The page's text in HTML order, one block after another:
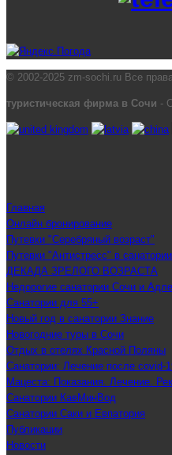
© 2002-2025 zm-sochi.ru Все
туристическая фирма в Сочи -
Главная
Онлайн бронирование
Путевки "Серебряный возраст"
Путевки "Антистресс" в санатории
ДЕКАДА ЗРЕЛОГО ВОЗРАСТА
Недорогие санатории Сочи и
Санатории для 55+
Новый год в санатории Знание
Новогодние туры в Сочи
Отдых в отелях Красной Поляны
Санатории: Лечение после covid-
Мацеста: Показания. Лечение.
Санатории КавМинВод
Санатории Саки и Евпатория
Публикации
Новости